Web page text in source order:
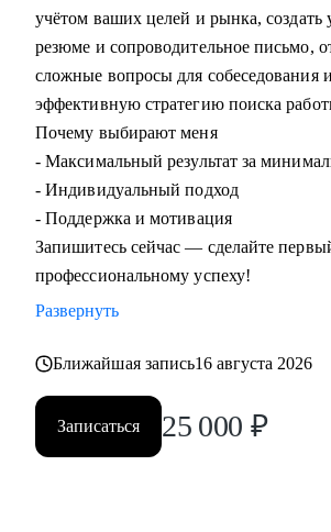
учётом ваших целей и рынка, создать
резюме и сопроводительное письмо,
сложные вопросы для собеседования
эффективную стратегию поиска
Почему выбирают меня
- Максимальный результат за
- Индивидуальный подход
- Поддержка и мотивация
Запишитесь сейчас — сделайте
профессиональному успеху!
Развернуть
Ближайшая запись16 августа 2026
Записаться 25 000 ₽